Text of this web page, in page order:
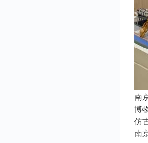
南
博
仿
南